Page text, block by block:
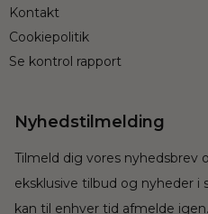
Kontakt
Cookiepolitik
Se kontrol rapport
Nyhedstilmelding
Tilmeld dig vores nyhedsbrev
eksklusive tilbud og nyheder i
kan til enhver tid afmelde igen.